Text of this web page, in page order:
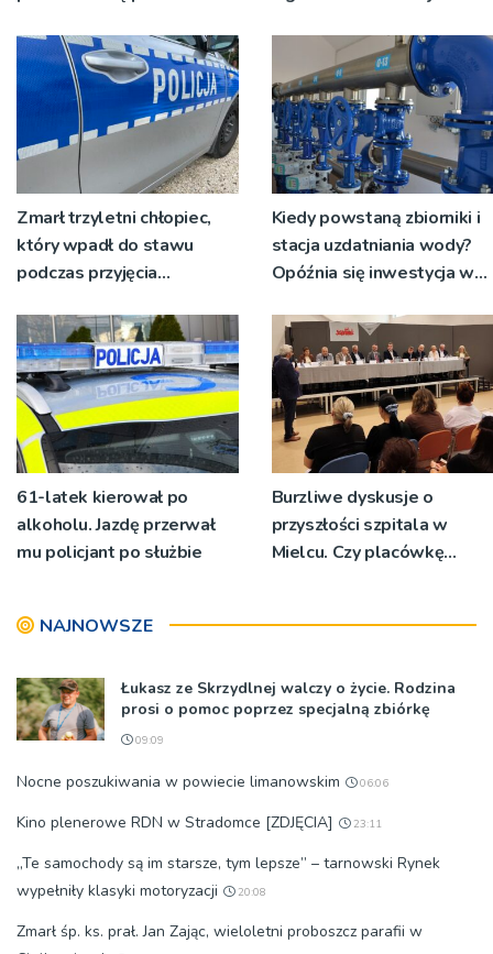
ratunkowe
Zmarł trzyletni chłopiec,
który wpadł do stawu
podczas przyjęcia
Kiedy powstaną zbiorniki i
stacja uzdatniania wody?
Opóźnia się inwestycja w
61-latek kierował po
alkoholu. Jazdę przerwał
mu policjant po służbie
Burzliwe dyskusje o
przyszłości szpitala w
Mielcu. Czy placówkę
NAJNOWSZE
Łukasz ze Skrzydlnej walczy o życie. Rodzina
prosi o pomoc poprzez specjalną zbiórkę
09:09
Nocne poszukiwania w powiecie limanowskim 06:06
Kino plenerowe RDN w Stradomce [ZDJĘCIA] 23:11
„Te samochody są im starsze, tym lepsze” – tarnowski Rynek
wypełniły klasyki motoryzacji
20:08
Zmarł śp. ks. prał. Jan Zając, wieloletni proboszcz parafii w